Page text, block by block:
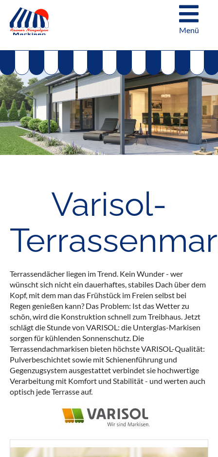
Menü
Varisol-
Terrassendächer liegen im Trend. Kein Wunder - wer
wünscht sich nicht ein dauerhaftes, stabiles Dach über dem
Kopf, mit dem man das Frühstück im Freien selbst bei
Regen genießen kann? Das Problem: Ist das Wetter zu
schön, wird die Konstruktion schnell zum Treibhaus. Jetzt
schlägt die Stunde von VARISOL: die Unterglas-Markisen
sorgen für kühlenden Sonnenschutz. Die
Terrassendachmarkisen bieten höchste VARISOL-Qualität:
Pulverbeschichtet sowie mit Schienenführung und
Gegenzugsystem ausgestattet verbindet sie hochwertige
Verarbeitung mit Komfort und Stabilität - und werten auch
optisch jede Terrasse auf.
Sonnenschutz für Fenster
Jalouisien
Haussteuerung